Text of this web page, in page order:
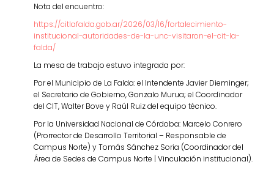
Nota del encuentro:
https://citlafalda.gob.ar/2026/03/16/fortalecimiento-
institucional-autoridades-de-la-unc-visitaron-el-cit-la-
falda/
La mesa de trabajo estuvo integrada por:
Por el Municipio de La Falda: el Intendente Javier Dieminger;
el Secretario de Gobierno, Gonzalo Murua; el Coordinador
del CIT, Walter Bove y Raúl Ruiz del equipo técnico.
Por la Universidad Nacional de Córdoba: Marcelo Conrero
(Prorrector de Desarrollo Territorial – Responsable de
Campus Norte) y Tomás Sánchez Soria (Coordinador del
Área de Sedes de Campus Norte | Vinculación institucional).